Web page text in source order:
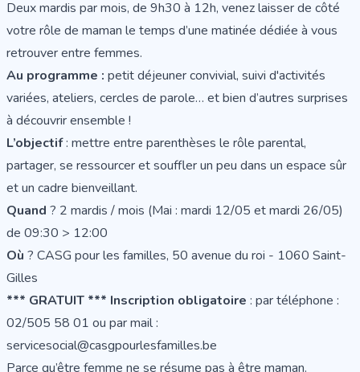
Deux mardis par mois, de 9h30 à 12h, venez laisser de côté
votre rôle de maman le temps d’une matinée dédiée à vous
retrouver entre femmes.
Au programme : petit déjeuner convivial, suivi d'activités
variées, ateliers, cercles de parole… et bien d’autres surprises
à découvrir ensemble !
L’objectif: mettre entre parenthèses le rôle parental,
partager, se ressourcer et souffler un peu dans un espace sûr
et un cadre bienveillant.
Quand ? 2 mardis / mois (Mai : mardi 12/05 et mardi 26/05)
de 09:30 > 12:00
Où ? CASG pour les familles, 50 avenue du roi - 1060 Saint-
Gilles
*** GRATUIT *** Inscription obligatoire : par téléphone :
02/505 58 01 ou par mail :
servicesocial@casgpourlesfamilles.be
Parce qu’être femme ne se résume pas à être maman.